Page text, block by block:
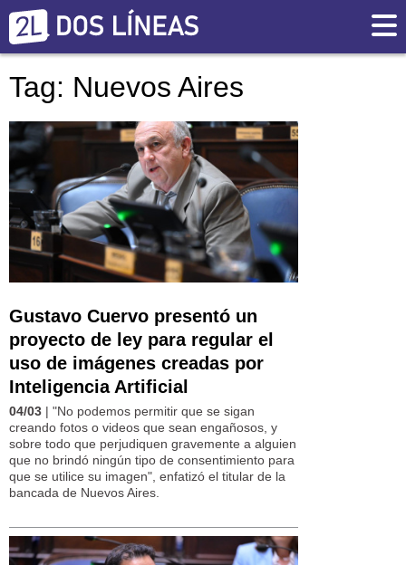
Tag: Nuevos Aires
Gustavo Cuervo presentó un
proyecto de ley para regular el
uso de imágenes creadas por
Inteligencia Artificial
04/03 | "No podemos permitir que se sigan
creando fotos o videos que sean engañosos, y
sobre todo que perjudiquen gravemente a alguien
que no brindó ningún tipo de consentimiento para
que se utilice su imagen", enfatizó el titular de la
bancada de Nuevos Aires.